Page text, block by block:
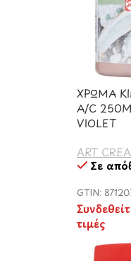
ΧΡΩΜΑ
A/C
VIOLET
ART
Σε
GTIN:
τιμές